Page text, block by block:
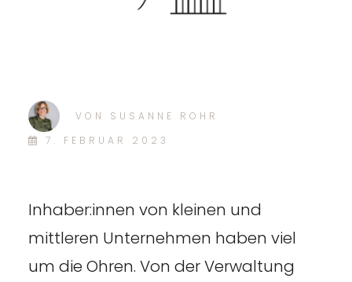
VON
SUSANNE ROHR
7. FEBRUAR 2023
Inhaber:innen von kleinen und
mittleren Unternehmen haben viel
um die Ohren. Von der Verwaltung